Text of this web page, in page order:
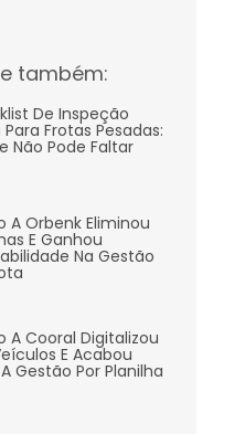
também:
De Inspeção
Para Frotas Pesadas:
Não Pode Faltar
A Orbenk Eliminou
E Ganhou
Na Gestão
A Cooral Digitalizou
E Acabou
Gestão Por Planilha